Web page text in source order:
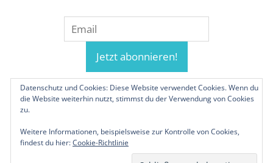
© 2019-2026 Familienunternehmen.eu. Alle
Datenschutz und Cookies: Diese Website verwendet Cookies. Wenn du
die Website weiterhin nutzt, stimmst du der Verwendung von Cookies
zu.
Weitere Informationen, beispielsweise zur Kontrolle von Cookies,
findest du hier:Cookie-Richtlinie